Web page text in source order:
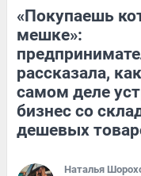
«Покупаешь
мешке»:
рассказала,
самом деле
бизнес со
дешевых
Наталья